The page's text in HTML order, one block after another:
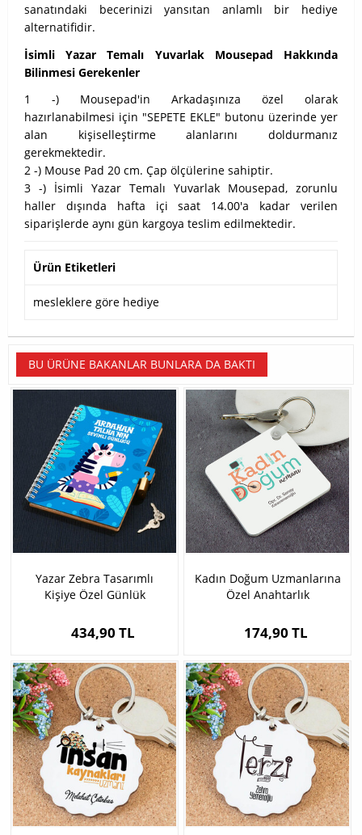
sanatındaki becerinizi yansıtan anlamlı bir hediye
alternatifidir.
İsimli Yazar Temalı Yuvarlak Mousepad Hakkında
Bilinmesi Gerekenler
1 -) Mousepad'in Arkadaşınıza özel olarak
hazırlanabilmesi için "SEPETE EKLE" butonu üzerinde yer
alan kişiselleştirme alanlarını doldurmanız
gerekmektedir.
2 -) Mouse Pad 20 cm. Çap ölçülerine sahiptir.
3 -) İsimli Yazar Temalı Yuvarlak Mousepad, zorunlu
haller dışında hafta içi saat 14.00'a kadar verilen
siparişlerde aynı gün kargoya teslim edilmektedir.
Ürün Etiketleri
mesleklere göre hediye
BU ÜRÜNE BAKANLAR BUNLARA DA BAKTI
Yazar Zebra Tasarımlı
Kişiye Özel Günlük
434,90 TL
Kadın Doğum Uzmanlarına
Özel Anahtarlık
174,90 TL